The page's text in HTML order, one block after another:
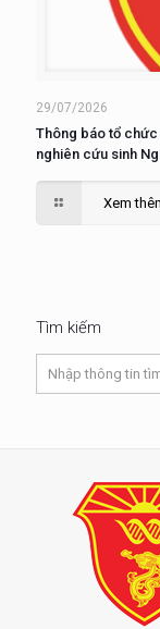
29/07/2026
Thông báo tổ chức
nghiên cứu sinh
Xem
Tìm kiếm